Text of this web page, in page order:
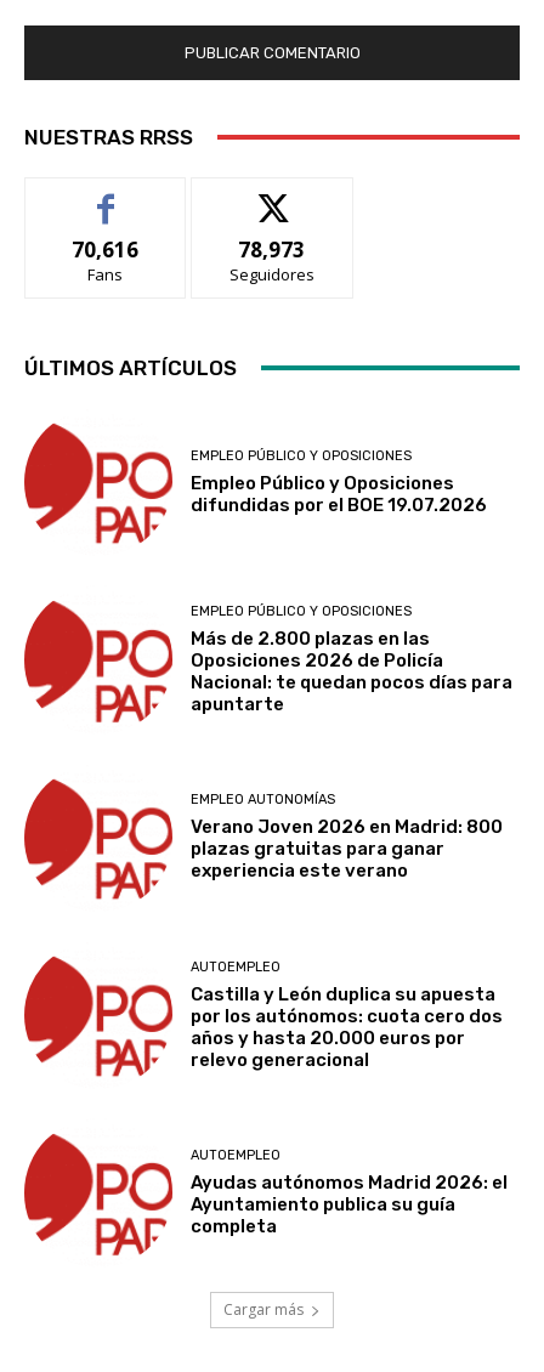
NUESTRAS RRSS
70,616
Fans
78,973
Seguidores
ÚLTIMOS ARTÍCULOS
EMPLEO PÚBLICO Y OPOSICIONES
Empleo Público y Oposiciones
difundidas por el BOE 19.07.2026
EMPLEO PÚBLICO Y OPOSICIONES
Más de 2.800 plazas en las
Oposiciones 2026 de Policía
Nacional: te quedan pocos días para
apuntarte
EMPLEO AUTONOMÍAS
Verano Joven 2026 en Madrid: 800
plazas gratuitas para ganar
experiencia este verano
AUTOEMPLEO
Castilla y León duplica su apuesta
por los autónomos: cuota cero dos
años y hasta 20.000 euros por
relevo generacional
AUTOEMPLEO
Ayudas autónomos Madrid 2026: el
Ayuntamiento publica su guía
completa
Cargar más